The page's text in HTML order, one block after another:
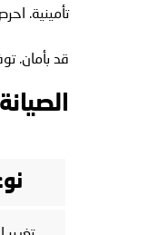
تأمينية.
قد بأمان.